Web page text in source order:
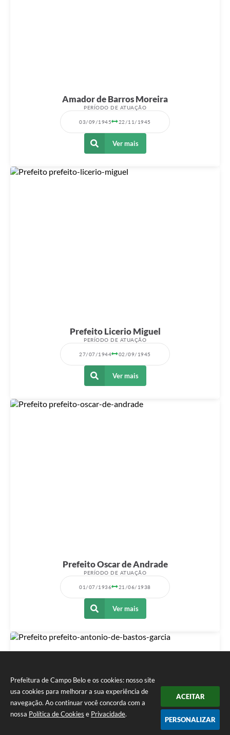
Prefeitura de Campo Belo e os cookies: nosso site
usa cookies para melhorar a sua experiência de
navegação. Ao continuar você concorda com a
nossa Política de Cookies e Privacidade.
ACEITAR
PERSONALIZAR
Amador de Barros Moreira
PERÍODO DE ATUAÇÃO
03/09/1945 22/11/1945
Ver mais
Prefeito Licerio Miguel
PERÍODO DE ATUAÇÃO
27/07/1944 02/09/1945
Ver mais
Prefeito Oscar de Andrade
PERÍODO DE ATUAÇÃO
01/07/1936 21/06/1938
Ver mais